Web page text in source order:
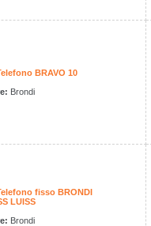
BRAVO 10
Brondi
fisso BRONDI
LUISS
Brondi